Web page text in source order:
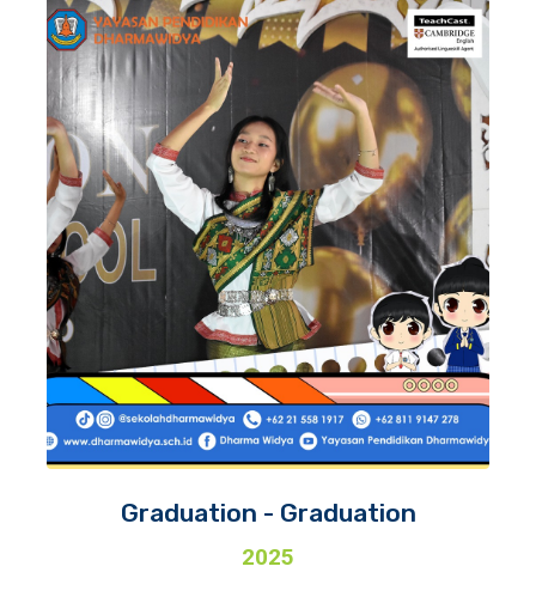
Graduation - Graduation
2025